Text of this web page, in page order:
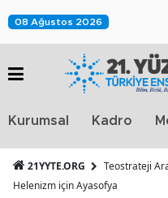
08 Ağustos 2026
Kurumsal Kadro
21YYTE.ORG
Teostrateji
Helenizm için Ayasofya